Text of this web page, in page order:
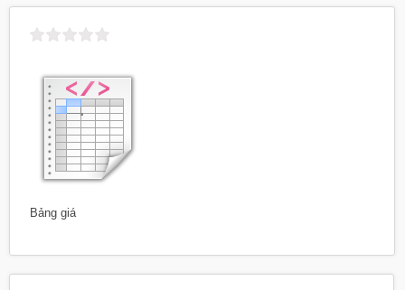
Bảng giá